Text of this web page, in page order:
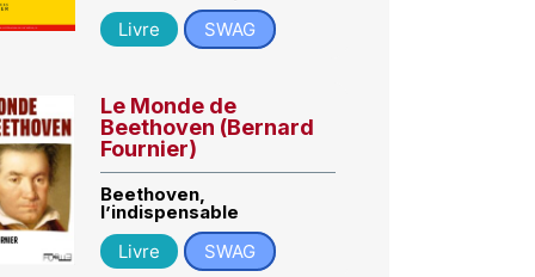
Livre
SWAG
Le Monde de
Beethoven (Bernard
Fournier)
Beethoven,
l’indispensable
Livre
SWAG